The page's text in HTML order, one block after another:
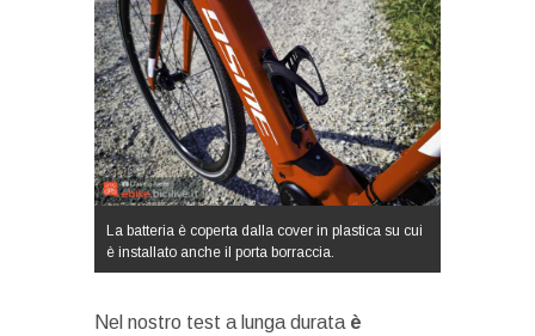
La batteria è coperta dalla cover in plastica su cui
è installato anche il porta borraccia.
Nel nostro test a lunga durata è